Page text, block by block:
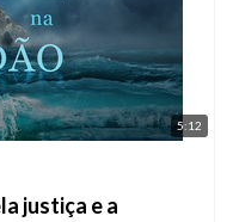
5:12
justiça e a